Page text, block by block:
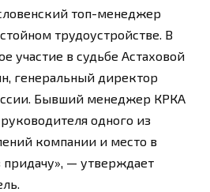
топ-менеджер
трудоустройстве. В
участие в судьбе Астаховой
генеральный директор
Бывший менеджер КРКА
одного из
компании и место в
придачу», — утверждает